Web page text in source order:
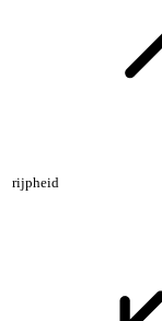
rijpheid